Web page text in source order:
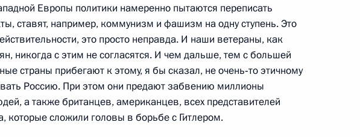
сельского хозяйства Николаем
Москва, Кремль
пятница
Европы политики намеренно пытаются переписать
ставят, например, коммунизм и фашизм на одну ступень. Это
это просто неправда. И наши ветераны, как
никогда с этим не согласятся. И чем дальше, тем с большей
страны прибегают к этому, я бы сказал, не очень‑то этичному
Россию. При этом они предают забвению миллионы
а также британцев, американцев, всех представителей
которые сложили головы в борьбе с Гитлером.